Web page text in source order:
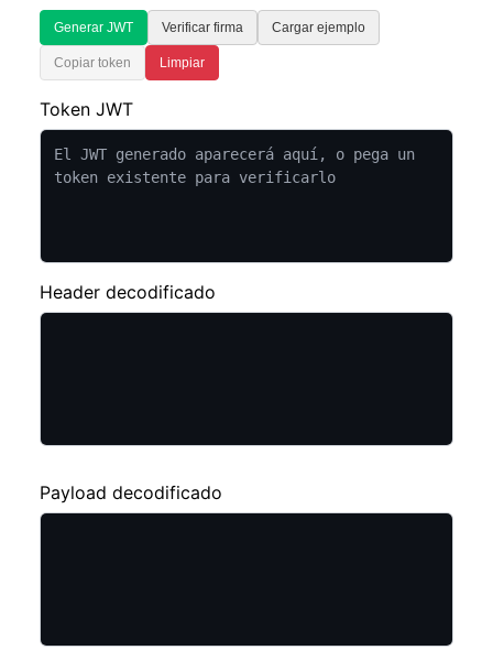
Generar JWT Verificar firma Cargar ejemplo
Copiar token Limpiar
Token JWT
Header decodificado
Payload decodificado